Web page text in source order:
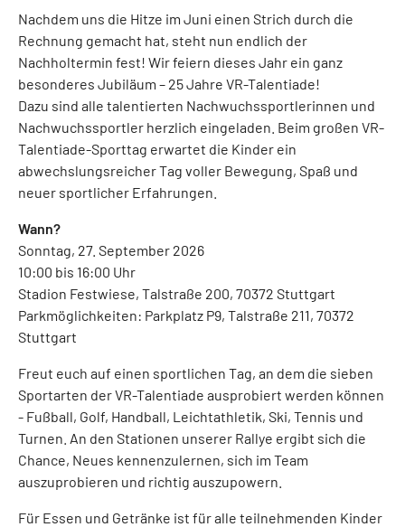
Nachdem uns die Hitze im Juni einen Strich durch die
Rechnung gemacht hat, steht nun endlich der
Nachholtermin fest! Wir feiern dieses Jahr ein ganz
besonderes Jubiläum – 25 Jahre VR-Talentiade!
Dazu sind alle talentierten Nachwuchssportlerinnen und
Nachwuchssportler herzlich eingeladen. Beim großen VR-
Talentiade-Sporttag erwartet die Kinder ein
abwechslungsreicher Tag voller Bewegung, Spaß und
neuer sportlicher Erfahrungen.
Wann?
Sonntag, 27. September 2026
10:00 bis 16:00 Uhr
Stadion Festwiese, Talstraße 200, 70372 Stuttgart
Parkmöglichkeiten: Parkplatz P9, Talstraße 211, 70372
Stuttgart
Freut euch auf einen sportlichen Tag, an dem die sieben
Sportarten der VR-Talentiade ausprobiert werden können
- Fußball, Golf, Handball, Leichtathletik, Ski, Tennis und
Turnen. An den Stationen unserer Rallye ergibt sich die
Chance, Neues kennenzulernen, sich im Team
auszuprobieren und richtig auszupowern.
Für Essen und Getränke ist für alle teilnehmenden Kinder